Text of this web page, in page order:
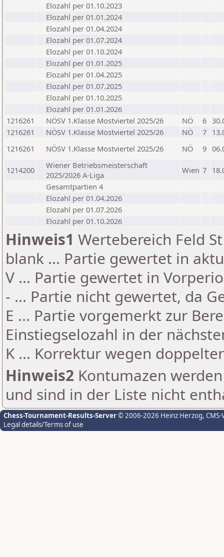
Elozahl per 01.10.2023
Elozahl per 01.01.2024
Elozahl per 01.04.2024
Elozahl per 01.07.2024
Elozahl per 01.10.2024
Elozahl per 01.01.2025
Elozahl per 01.04.2025
Elozahl per 01.07.2025
Elozahl per 01.10.2025
Elozahl per 01.01.2026
1216261
NÖSV 1.Klasse Mostviertel 2025/26 NÖ 6
1216261
NÖSV 1.Klasse Mostviertel 2025/26 NÖ 7
1216261
NÖSV 1.Klasse Mostviertel 2025/26 NÖ 9
1214200
Wiener Betriebsmeisterschaft
2025/2026 A-Liga
Wien 7
Gesamtpartien 4
Elozahl per 01.04.2026
Elozahl per 01.07.2026
Elozahl per 01.10.2026
Hinweis1 Wertebereich Feld
blank ... Partie gewertet in
V ... Partie gewertet in
- ... Partie nicht gewertet, da
E ... Partie vorgemerkt zur
Einstiegselozahl in der
K ... Korrektur wegen
Hinweis2 Kontumazen
und sind in der Liste nicht
Chess-Tournament-Results-Server© 2006-2026 Heinz Herzog,
Legal details/Terms of use